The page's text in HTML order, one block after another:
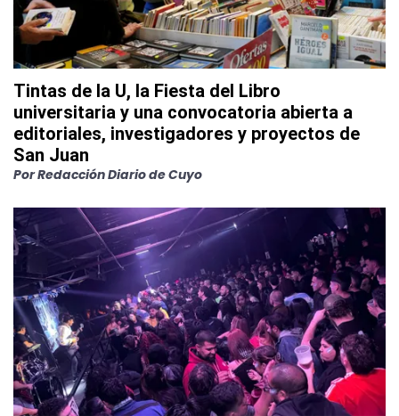
Tintas de la U, la Fiesta del Libro
universitaria y una convocatoria abierta a
editoriales, investigadores y proyectos de
San Juan
PorRedacción Diario de Cuyo